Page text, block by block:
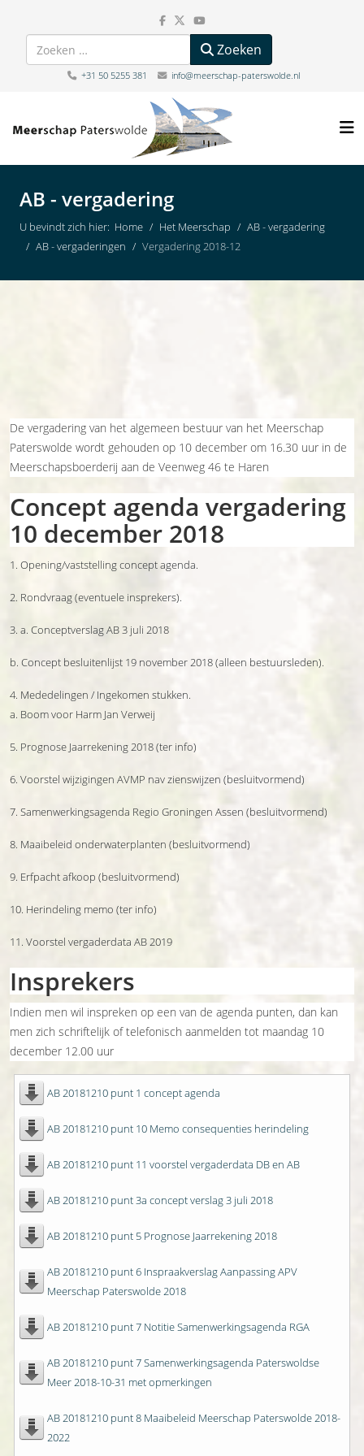
Zoeken Zoeken
+31 50 5255 381 info@meerschap-paterswolde.nl
AB - vergadering
U bevindt zich hier: Home Het Meerschap
AB - vergadering
AB - vergaderingen
Vergadering 2018-12
De vergadering van het algemeen bestuur van het Meerschap
Paterswolde wordt gehouden op 10 december om 16.30 uur in de
Meerschapsboerderij aan de Veenweg 46 te Haren
Concept agenda vergadering
10 december 2018
1. Opening/vaststelling concept agenda.
2. Rondvraag (eventuele insprekers).
3. a. Conceptverslag AB 3 juli 2018
b. Concept besluitenlijst 19 november 2018 (alleen bestuursleden).
4. Mededelingen / Ingekomen stukken.
a. Boom voor Harm Jan Verweij
5. Prognose Jaarrekening 2018 (ter info)
6. Voorstel wijzigingen AVMP nav zienswijzen (besluitvormend)
7. Samenwerkingsagenda Regio Groningen Assen (besluitvormend)
8. Maaibeleid onderwaterplanten (besluitvormend)
9. Erfpacht afkoop (besluitvormend)
10. Herindeling memo (ter info)
11. Voorstel vergaderdata AB 2019
Insprekers
Indien men wil inspreken op een van de agenda punten, dan kan
men zich schriftelijk of telefonisch aanmelden tot maandag 10
december 12.00 uur
AB 20181210 punt 1 concept agenda
AB 20181210 punt 10 Memo consequenties herindeling
AB 20181210 punt 11 voorstel vergaderdata DB en AB
AB 20181210 punt 3a concept verslag 3 juli 2018
AB 20181210 punt 5 Prognose Jaarrekening 2018
AB 20181210 punt 6 Inspraakverslag Aanpassing APV
Meerschap Paterswolde 2018
AB 20181210 punt 7 Notitie Samenwerkingsagenda RGA
AB 20181210 punt 7 Samenwerkingsagenda Paterswoldse
Meer 2018-10-31 met opmerkingen
AB 20181210 punt 8 Maaibeleid Meerschap Paterswolde 2018-
2022